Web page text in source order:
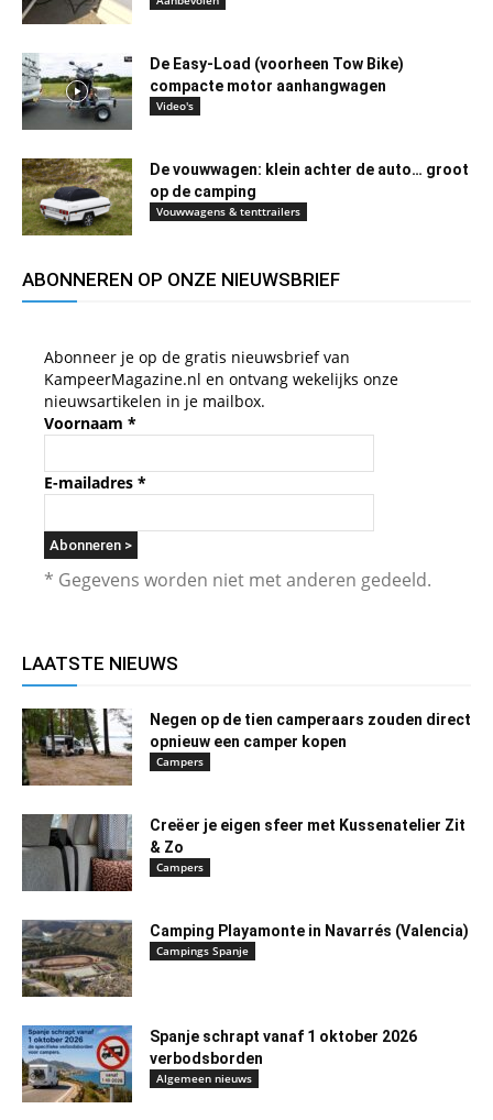
De Easy-Load (voorheen Tow Bike)
compacte motor aanhangwagen
Video's
De vouwwagen: klein achter de auto… groot
op de camping
Vouwwagens & tenttrailers
ABONNEREN OP ONZE NIEUWSBRIEF
Abonneer je op de gratis nieuwsbrief van
KampeerMagazine.nl en ontvang wekelijks onze
nieuwsartikelen in je mailbox.
Voornaam *
E-mailadres *
* Gegevens worden niet met anderen gedeeld.
LAATSTE NIEUWS
Negen op de tien camperaars zouden direct
opnieuw een camper kopen
Campers
Creëer je eigen sfeer met Kussenatelier Zit
& Zo
Campers
Camping Playamonte in Navarrés (Valencia)
Campings Spanje
Spanje schrapt vanaf 1 oktober 2026
verbodsborden
Algemeen nieuws